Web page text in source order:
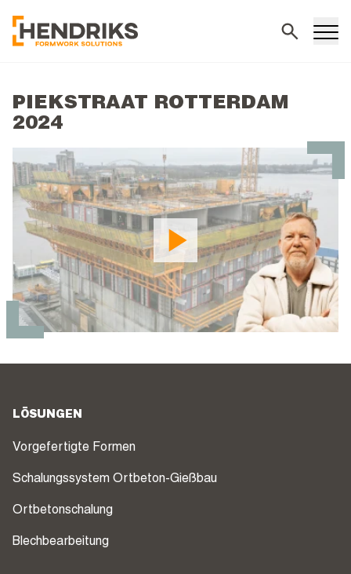
PIEKSTRAAT ROTTERDAM
2024
LÖSUNGEN
Vorgefertigte Formen
Schalungssystem Ortbeton-Gießbau
Ortbetonschalung
Blechbearbeitung